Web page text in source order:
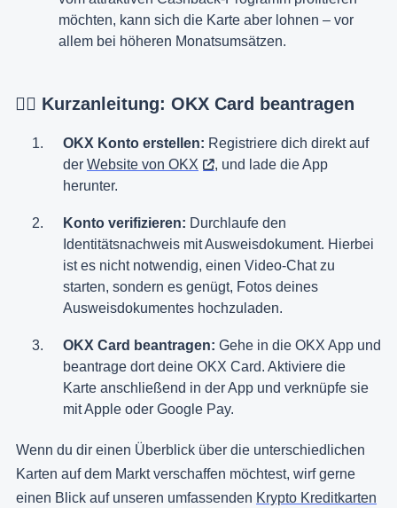
möchten, kann sich die Karte aber lohnen – vor
allem bei höheren Monatsumsätzen.
👉🏼 Kurzanleitung: OKX Card beantragen
OKX Konto erstellen: Registriere dich direkt auf
der Website von OKX
, und lade die App
herunter.
Konto verifizieren: Durchlaufe den
Identitätsnachweis mit Ausweisdokument. Hierbei
ist es nicht notwendig, einen Video-Chat zu
starten, sondern es genügt, Fotos deines
Ausweisdokumentes hochzuladen.
OKX Card beantragen: Gehe in die OKX App und
beantrage dort deine OKX Card. Aktiviere die
Karte anschließend in der App und verknüpfe sie
mit Apple oder Google Pay.
Wenn du dir einen Überblick über die unterschiedlichen
Karten auf dem Markt verschaffen möchtest, wirf gerne
einen Blick auf unseren umfassenden Krypto Kreditkarten